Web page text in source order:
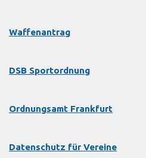
Waffenantrag
DSB Sportordnung
Ordnungsamt Frankfurt
Datenschutz für Vereine